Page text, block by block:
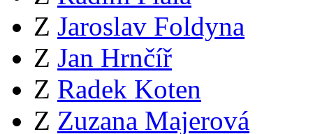
Z Jaroslav Foldyna
Z Jan Hrnčíř
Z Radek Koten
Z Zuzana Majerová